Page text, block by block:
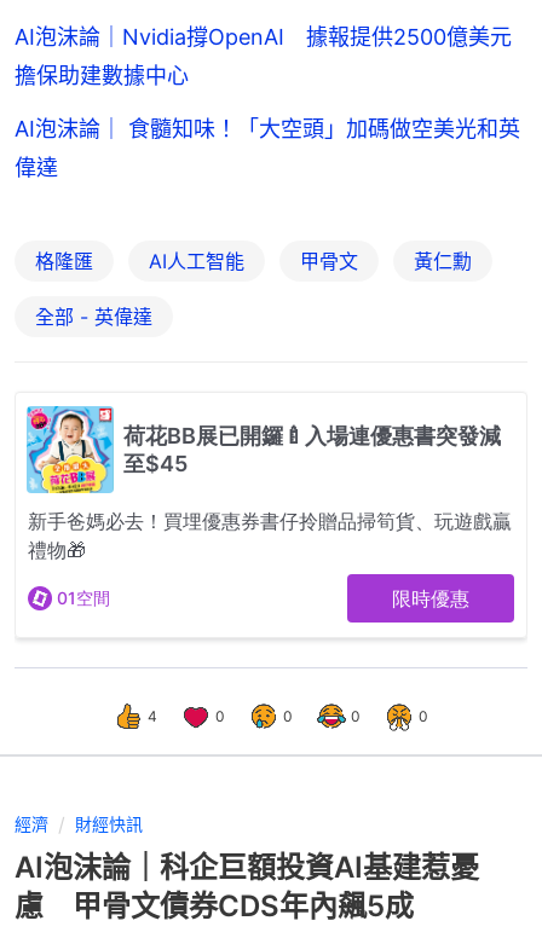
AI泡沫論｜Nvidia撐OpenAI 據報提供2500億美元
擔保助建數據中心
AI泡沫論｜ 食髓知味！「大空頭」加碼做空美光和英
偉達
格隆匯 AI人工智能 甲骨文 黃仁勳
全部 - 英偉達
4 0 0 0 0
經濟 財經快訊
AI泡沫論｜科企巨額投資AI基建惹憂
慮 甲骨文債券CDS年內飆5成